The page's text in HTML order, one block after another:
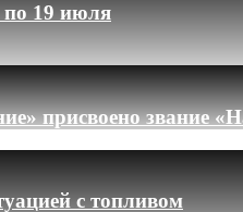
по 19 июля
присвоено звание
с топливом